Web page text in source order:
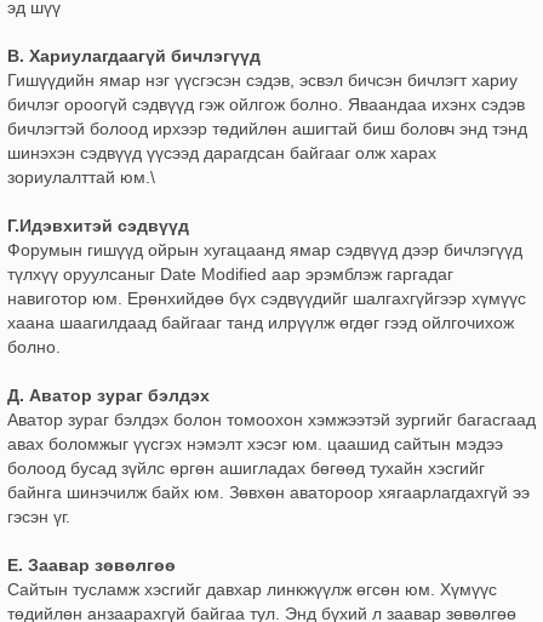
эд шүү
В. Хариулагдаагүй бичлэгүүд
Гишүүдийн ямар нэг үүсгэсэн сэдэв, эсвэл бичсэн бичлэгт хариу
бичлэг ороогүй сэдвүүд гэж ойлгож болно. Яваандаа ихэнх сэдэв
бичлэгтэй болоод ирхээр төдийлөн ашигтай биш боловч энд тэнд
шинэхэн сэдвүүд үүсээд дарагдсан байгааг олж харах
зориулалттай юм.\
Г.Идэвхитэй сэдвүүд
Форумын гишүүд ойрын хугацаанд ямар сэдвүүд дээр бичлэгүүд
түлхүү оруулсаныг Date Modified аар эрэмблэж гаргадаг
навиготор юм. Ерөнхийдөө бүх сэдвүүдийг шалгахгүйгээр хүмүүс
хаана шаагилдаад байгааг танд илрүүлж өгдөг гээд ойлгочихож
болно.
Д. Аватор зураг бэлдэх
Аватор зураг бэлдэх болон томоохон хэмжээтэй зургийг багасгаад
авах боломжыг үүсгэх нэмэлт хэсэг юм. цаашид сайтын мэдээ
болоод бусад зүйлс өргөн ашигладах бөгөөд тухайн хэсгийг
байнга шинэчилж байх юм. Зөвхөн аватороор хягаарлагдахгүй ээ
гэсэн үг.
Е. Заавар зөвөлгөө
Сайтын тусламж хэсгийг давхар линкжүүлж өгсөн юм. Хүмүүс
төдийлөн анзаарахгүй байгаа тул. Энд бүхий л заавар зөвөлгөө